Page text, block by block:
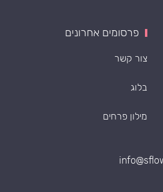
פרסומים אחרונים
צור קשר
בלוג
מילון פרחים